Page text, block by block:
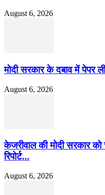
August 6, 2026
मोदी सरकार के दबाव में
August 6, 2026
केजरीवाल की मोदी सरकार को
रिपोर्ट...
August 6, 2026